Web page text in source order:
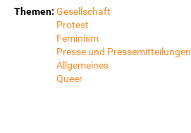
Themen: Gesellschaft
Protest
Feminism
Presse und Pressemitteilungen
Allgemeines
Queer